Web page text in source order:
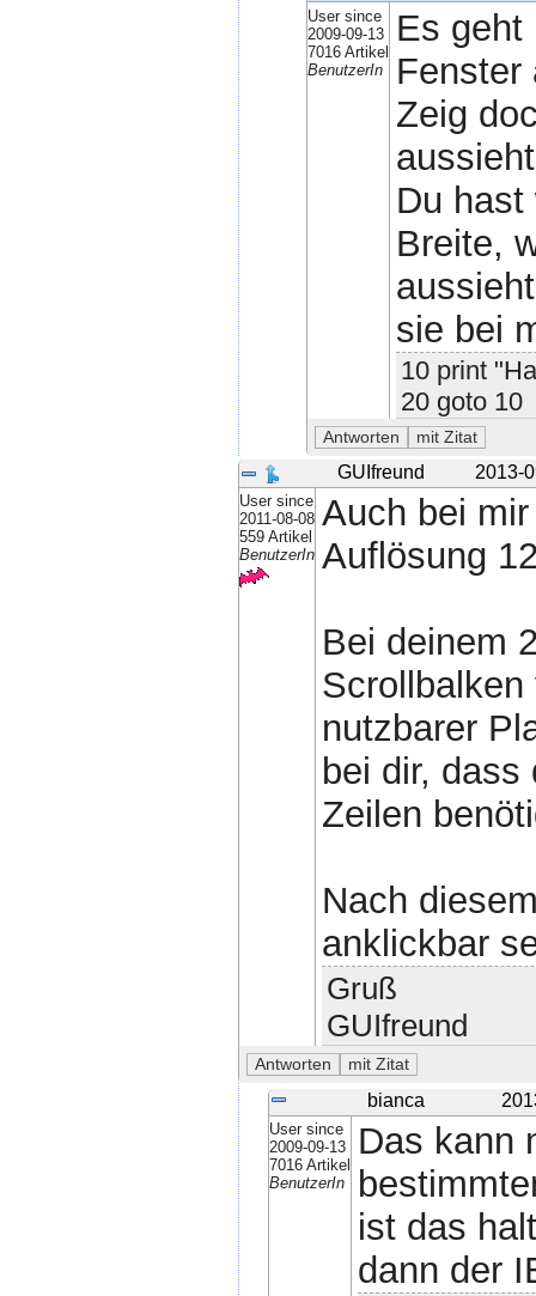
User since
2009-09-13
7016 Artikel
BenutzerIn
Es geht
Fenster
Zeig
Du hast
Breite,
sie bei
10 print
20 goto 10
GUIfreund 2013-
User since
2011-08-08
559 Artikel
BenutzerIn
Auch bei
Auflösung
Bei deinem
nutzbarer
bei dir,
Zeilen
Nach
anklickbar
Gruß
GUIfreund
bianca
User since
2009-09-13
7016 Artikel
BenutzerIn
Das kann
ist das
dann der